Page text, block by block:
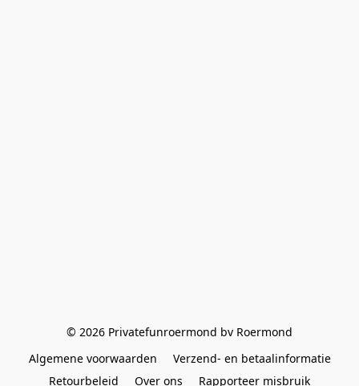
© 2026 Privatefunroermond bv Roermond
Algemene voorwaarden
Verzend- en betaalinformatie
Retourbeleid
Over ons Rapporteer misbruik